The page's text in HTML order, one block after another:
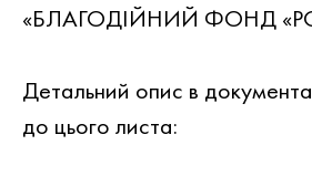
«БЛАГОДІЙНИЙ ФОНД
Детальний опис в
до цього листа: